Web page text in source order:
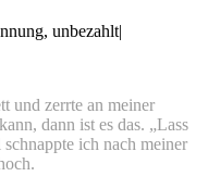
unbezahlt|
und zerrte an meiner
dann ist es das. „Lass
ich nach meiner